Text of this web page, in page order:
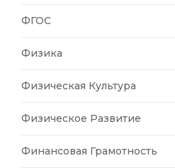
ФГОС
Физика
Физическая Культура
Физическое Развитие
Финансовая Грамотность